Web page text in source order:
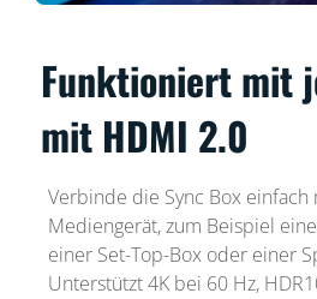
Funktioniert mit
mit HDMI 2.0
Verbinde die Sync Box
Mediengerät, zum Beispiel
einer Set-Top-Box oder einer
Unterstützt 4K bei 60 Hz,